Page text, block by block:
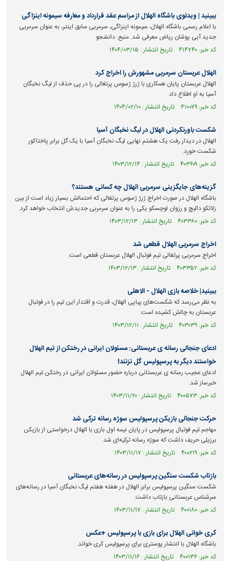
ببینید | ویدئوی باشگاه الهلال از مراسم عقد قرارداد و معارفه سیمونه اینزاگی
با اعلام رسمی باشگاه الهلال، سیمونه اینزاگی، سرمربی سابق اینتر، به عنوان سرمربی
جدید آبی پوشان ریاض معرفی شد. منبع: دانشجو
کد خبر: ۴۱۴۷۴۰ تاریخ انتشار : ۱۴۰۴/۰۳/۱۵
الهلال عربستان سرمربی مشهورش را اخراج کرد
الهلال عربستان پایان همکاری با ژرژ ژسوس پرتغالی را در پی حذف از لیگ نخبگان
آسیا به او اطلاع داد.
کد خبر: ۴۱۰۰۷۹ تاریخ انتشار : ۱۴۰۴/۰۲/۱۰
شکست باورنکردنی الهلال در لیگ نخبگان آسیا
الهلال در دیدار رفت یک هشتم نهایی لیگ نخبگان آسیا با یک گل برابر پاختاکور
شکست خورد.
کد خبر: ۴۰۳۶۰۹ تاریخ انتشار : ۱۴۰۳/۱۲/۱۴
گزینه‌های جایگزینی سرمربی الهلال چه کسانی هستند؟
باشگاه الهلال در صورت اخراج ژرژ ژسوس پرتغالی که احتمالش بسیار زیاد است از بین
زلاتکو دالیچ و رزوان لوچسکو یکی را به عنوان سرمربی جدیدش انتخاب خواهد کرد.
کد خبر: ۴۰۳۳۸۰ تاریخ انتشار : ۱۴۰۳/۱۲/۱۳
اخراج سرمربی الهلال قطعی شد
اخراج سرمربی پرتغالی تیم فوتبال الهلال عربستان قطعی است.
کد خبر: ۴۰۳۳۵۲ تاریخ انتشار : ۱۴۰۳/۱۲/۱۳
ببینید| خلاصه بازی الهلال - الاهلی
به نظر می‌رسد که شکست‌های پیاپی الهلال، قدرت و اقتدار این تیم را در فوتبال
عربستان به چالش کشیده است.
کد خبر: ۴۰۳۰۳۹ تاریخ انتشار : ۱۴۰۳/۱۲/۱۱
ادعای جنجالی رسانه ی عربستانی: مسئولان ایرانی در رختکن از تیم الهلال
خواستند دیگر به پرسپولیس گل نزنند!
ادعای عجیب رسانه ی عربستانی درباره حضور مسئولان ایرانی در رختکن تیم الهلال
خبرساز شد.
کد خبر: ۴۰۰۵۷۳ تاریخ انتشار : ۱۴۰۳/۱۱/۲۰
حرکت جنجالی بازیکن پرسپولیس سوژه رسانه ترکی شد
مهاجم تیم فوتبال پرسپولیس در پایان نیمه اول بازی با الهلال درخواستی از بازیکن
برزیلی حریف داشت که سوژه رسانه ترکیه‌ای شد.
کد خبر: ۴۰۰۲۱۹ تاریخ انتشار : ۱۴۰۳/۱۱/۱۷
بازتاب شکست سنگین پرسپولیس در رسانه‌های عربستانی
شکست سنگین پرسپولیس برابر الهلال در هفته هفتم لیگ نخبگان آسیا در رسانه‌های
سرشناس عربستانی بازتاب داشت.
کد خبر: ۴۰۰۱۸۰ تاریخ انتشار : ۱۴۰۳/۱۱/۱۷
کری خوانی الهلال برای بازی با پرسپولیس +عکس
باشگاه الهلال با انتشار پوستری برای پرسپولیس کری خواند.
کد خبر: ۴۰۰۱۳۶ تاریخ انتشار : ۱۴۰۳/۱۱/۱۶